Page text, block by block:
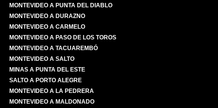
MONTEVIDEO A PUNTA DEL DIABLO
MONTEVIDEO A DURAZNO
MONTEVIDEO A CARMELO
MONTEVIDEO A PASO DE LOS TOROS
MONTEVIDEO A TACUAREMBÓ
MONTEVIDEO A SALTO
MINAS A PUNTA DEL ESTE
SALTO A PORTO ALEGRE
MONTEVIDEO A LA PEDRERA
MONTEVIDEO A MALDONADO